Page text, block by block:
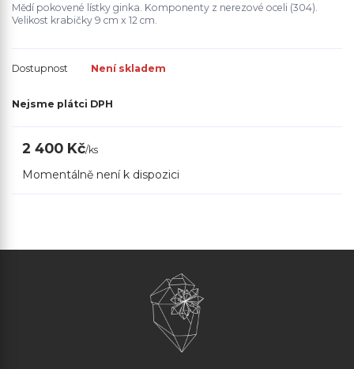
Mědí pokovené lístky ginka. Komponenty z nerezové oceli (304).
Velikost krabičky 9 cm x 12 cm.
Dostupnost Není skladem
Nejsme plátci DPH
2 400 Kč/ks
Momentálně není k dispozici